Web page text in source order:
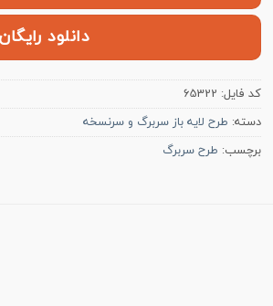
دانلود
کد فایل: 65322
دسته: طرح لایه باز سربرگ و سرنسخه
برچسب: طرح سربرگ